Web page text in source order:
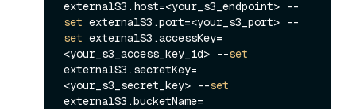
externalS3.host=<your_s3_endpoint> --
set externalS3.port=<your_s3_port> --
set externalS3.accessKey=
<your_s3_access_key_id> --set
externalS3.secretKey=
<your_s3_secret_key> --set
externalS3.bucketName=